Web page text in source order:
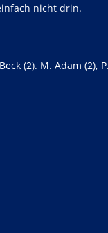
nicht drin.
(2). M. Adam (2),